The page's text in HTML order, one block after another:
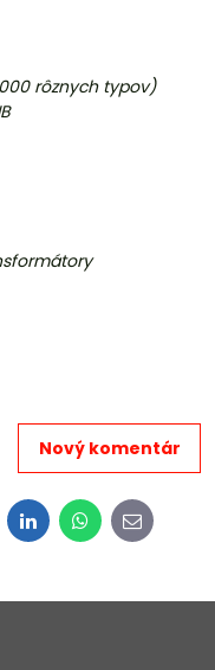
rôznych typov)
Nový komentár
LinkedInWhatsApp
E-
mail